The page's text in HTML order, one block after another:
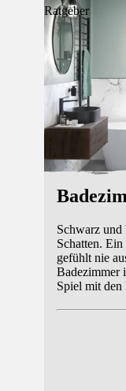
Ratgeber
Schwarz
Schatten.
gefühlt nie
Badezimmer
Spiel mit den